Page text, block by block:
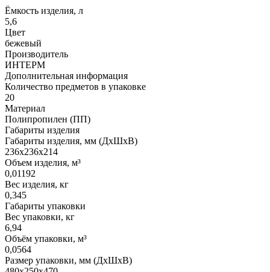
Ёмкость изделия, л
5,6
Цвет
бежевый
Производитель
ИНТЕРМ
Дополнительная информация
Количество предметов в упаковке
20
Материал
Полипропилен (ПП)
Габариты изделия
Габариты изделия, мм (ДхШхВ)
236х236х214
Объем изделия, м³
0,01192
Вес изделия, кг
0,345
Габариты упаковки
Вес упаковки, кг
6,94
Объём упаковки, м³
0,0564
Размер упаковки, мм (ДхШхВ)